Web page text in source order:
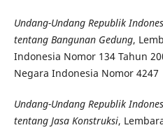
Undang-Undang Republik
tentang Bangunan Gedung,
Indonesia Nomor 134 Tahun
Negara Indonesia Nomor 4247
Undang-Undang Republik
tentang Jasa Konstruksi,